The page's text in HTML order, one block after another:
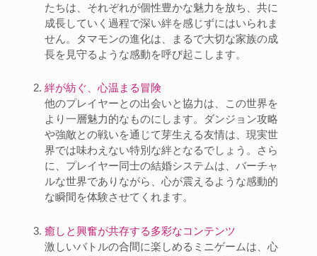
たちは、それぞれが個性豊かな魅力を放ち、共に
成長していく過程で深い絆を感じずにはいられま
せん。タマモンの進化は、まるで大切な家族の成
長を見守るような感動を呼び起こします。
絆が紡ぐ、心温まる冒険
他のプレイヤーとの出会いと協力は、この世界を
より一層魅力的なものにします。ダンジョン攻略
や強敵との戦いを通じて芽生える友情は、現実世
界では味わえない特別な絆となるでしょう。さら
に、プレイヤー同士の結婚システムは、バーチャ
ルな世界でありながら、心が震えるような感動的
な瞬間を体験させてくれます。
癒しと興奮が共存する多彩なコンテンツ
激しいバトルの合間に楽しめるミニゲームは、心